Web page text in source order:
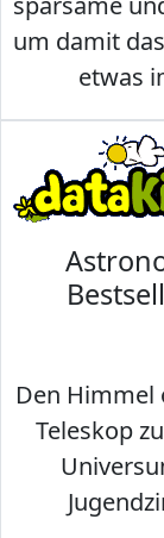
um damit
etwas
Den
Teleskop